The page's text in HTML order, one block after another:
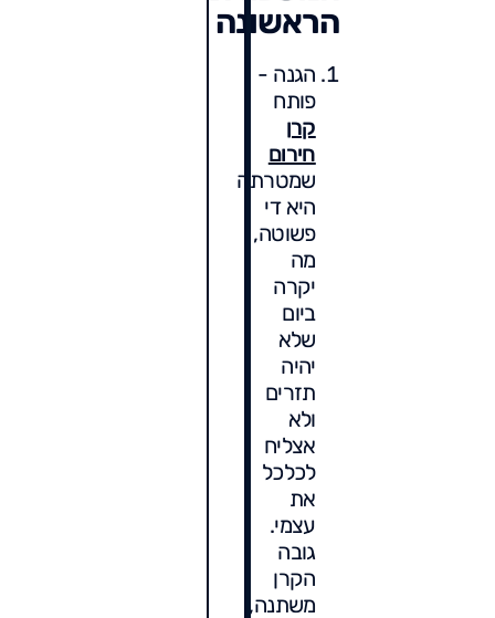
הראשונה
הגנה -
פותח
קרן
חירום
שמטרתה
היא די
פשוטה,
מה
יקרה
ביום
שלא
יהיה
תזרים
ולא
אצליח
לכלכל
את
עצמי.
גובה
הקרן
משתנה,